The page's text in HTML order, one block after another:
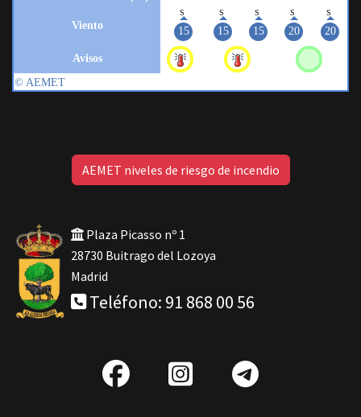
AEMET niveles de riesgo de incendio
Plaza Picasso nº 1
28730 Buitrago del Lozoya
Madrid
Teléfono: 91 868 00 56
fab
IG